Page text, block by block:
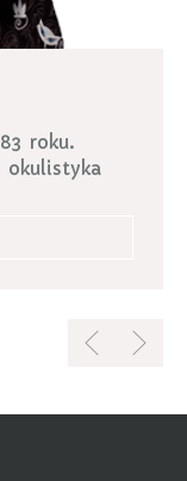
roku.
okulistyka